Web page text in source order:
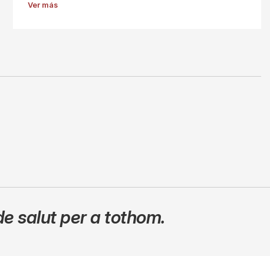
Ver más
salut per a tothom.